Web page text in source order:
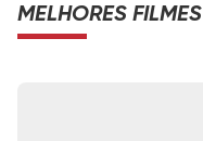
MELHORES FILMES